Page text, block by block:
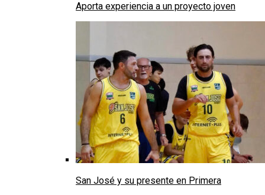
Aporta experiencia a un proyecto joven
San José y su presente en Primera